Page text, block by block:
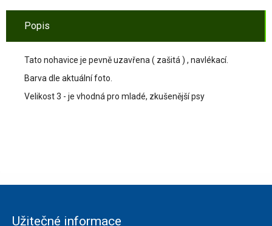
Popis
Tato nohavice je pevně uzavřena ( zašitá ) , navlékací.
Barva dle aktuální foto.
Velikost 3 - je vhodná pro mladé, zkušenější psy
Užitečné informace